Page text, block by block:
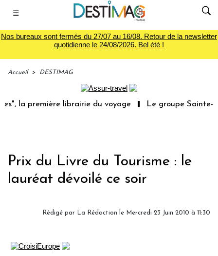
☰
Nos bureaux sont fermés du 27/07 au 16/08. Retour de la newsletter
quotidienne le 24/08/2026. Bel été !
Accueil > DESTIMAG
la première librairie du voyage Le groupe Sainte-
Prix du Livre du Tourisme : le
lauréat dévoilé ce soir
Rédigé par La Rédaction le Mercredi 23 Juin 2010 à 11:30